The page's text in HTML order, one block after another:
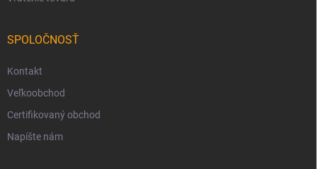
SPOLOČNOSŤ
Kontakt
Veľkoobchod
Certifikovaný obchod
Napíšte nám